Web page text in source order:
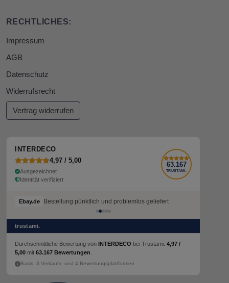
RECHTLICHES:
Impressum
AGB
Datenschutz
Widerrufsrecht
Vertrag widerrufen
INTERDECO
4,97 / 5,00
Ausgezeichnet
Identität verifiziert
63.167
TRUSTAMI.
Ebay.de Bestellung pünktlich und problemlos geliefert
trustami.
Durchschnittliche Bewertung von INTERDECO bei Trustami: 4,97 /
5,00 mit 63.167 Bewertungen
Basis: 3 Verkaufs- und 4 Bewertungsplattformen